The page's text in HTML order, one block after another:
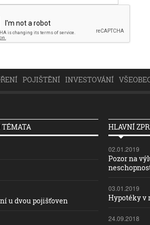
POJIŠTĚNÍ INVESTOVÁNÍ
u dvou pojišťoven
HLAVNÍ
02.01.2019
Pozor na
03.01.2019
Hypotéky v
24.09.2018